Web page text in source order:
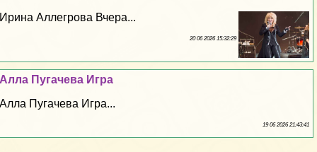
Ирина Аллегрова Вчера...
20 06 2026 15:32:29
Алла Пугачева Игра
Алла Пугачева Игра...
19 06 2026 21:43:41